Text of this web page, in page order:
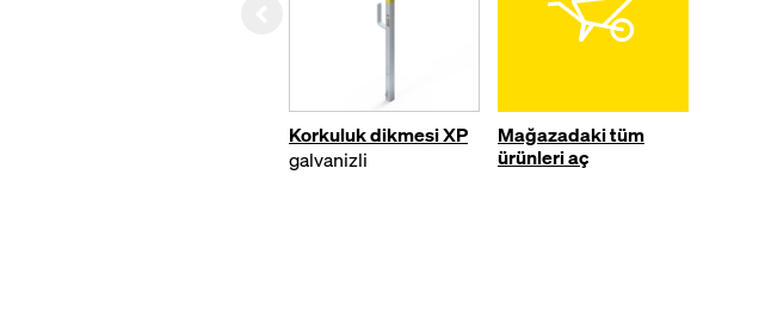
Korkuluk dikmesi XP
galvanizli
Mağazadaki tüm
ürünleri aç